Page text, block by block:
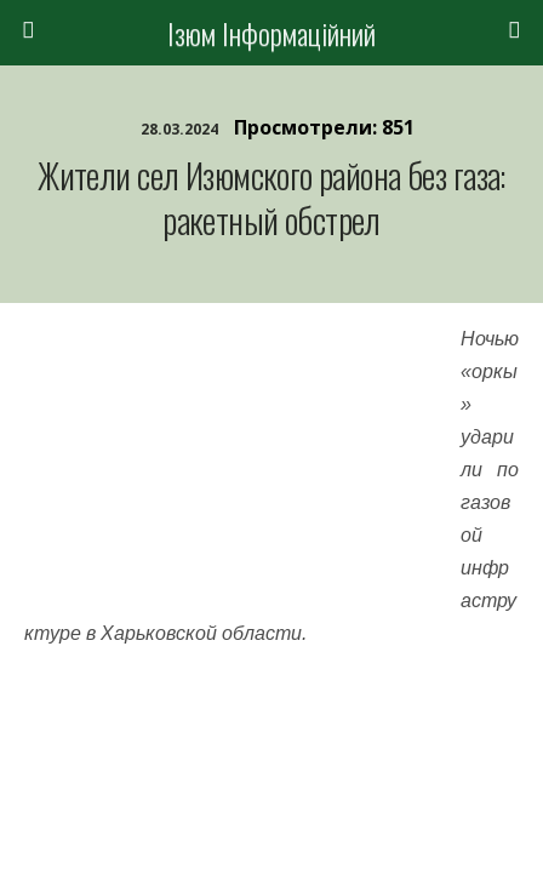
Ізюм Інформаційний
28.03.2024 Просмотрели: 851
Жители сел Изюмского района без газа:
ракетный обстрел
Ночью
«оркы
»
удари
ли по
газов
ой
инфр
астру
ктуре в Харьковской области.